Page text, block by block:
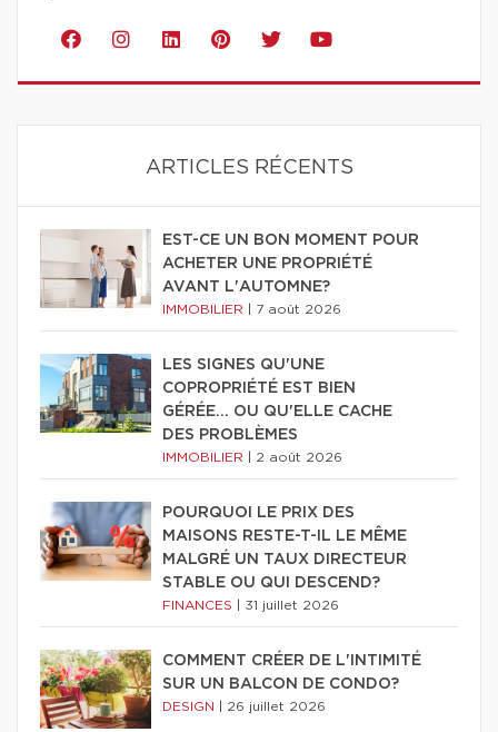
ARTICLES RÉCENTS
EST-CE UN BON MOMENT POUR
ACHETER UNE PROPRIÉTÉ
AVANT L'AUTOMNE?
IMMOBILIER 7 août 2026
LES SIGNES QU'UNE
COPROPRIÉTÉ EST BIEN
GÉRÉE… OU QU'ELLE CACHE
DES PROBLÈMES
IMMOBILIER 2 août 2026
POURQUOI LE PRIX DES
MAISONS RESTE-T-IL LE MÊME
MALGRÉ UN TAUX DIRECTEUR
STABLE OU QUI DESCEND?
FINANCES 31 juillet 2026
COMMENT CRÉER DE L'INTIMITÉ
SUR UN BALCON DE CONDO?
DESIGN 26 juillet 2026